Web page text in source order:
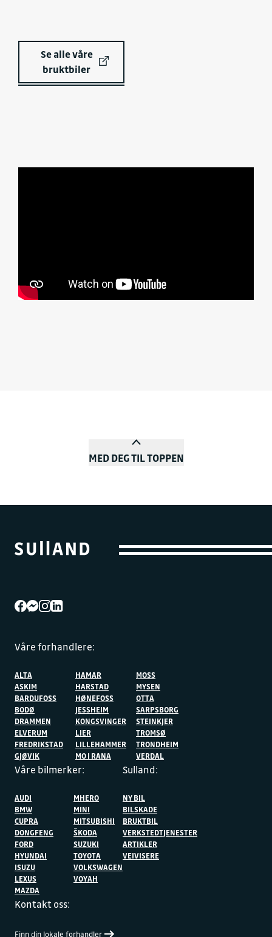
Se alle våre
bruktbiler
MED DEG TIL TOPPEN
Våre forhandlere:
ALTA
ASKIM
BARDUFOSS
BODØ
DRAMMEN
ELVERUM
FREDRIKSTAD
GJØVIK
HAMAR
HARSTAD
HØNEFOSS
JESSHEIM
KONGSVINGER
LIER
LILLEHAMMER
MO I RANA
MOSS
MYSEN
OTTA
SARPSBORG
STEINKJER
TROMSØ
TRONDHEIM
VERDAL
Våre bilmerker:
AUDI
BMW
CUPRA
DONGFENG
FORD
HYUNDAI
ISUZU
LEXUS
MAZDA
MHERO
MINI
MITSUBISHI
ŠKODA
SUZUKI
TOYOTA
VOLKSWAGEN
VOYAH
Sulland:
NY BIL
BILSKADE
BRUKTBIL
VERKSTEDTJENESTER
ARTIKLER
VEIVISERE
Kontakt oss:
Finn din lokale forhandler